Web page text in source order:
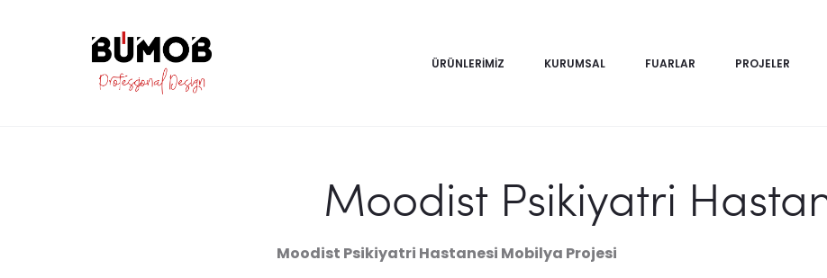
ÜRÜNLERIMIZ KURUMSAL FUARLAR PROJELER
Moodist Psikiyatri
Moodist Psikiyatri Hastanesi Mobilya Projesi